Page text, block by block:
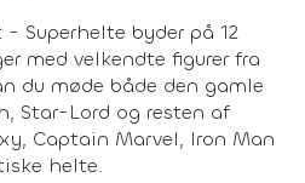
Superhelte byder på 12
med velkendte figurer fra
du møde både den gamle
Star-Lord og resten af
Captain Marvel, Iron Man
helte.